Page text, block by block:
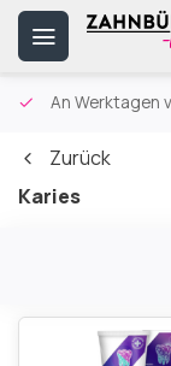
An Werktagen
Zurück
Karies